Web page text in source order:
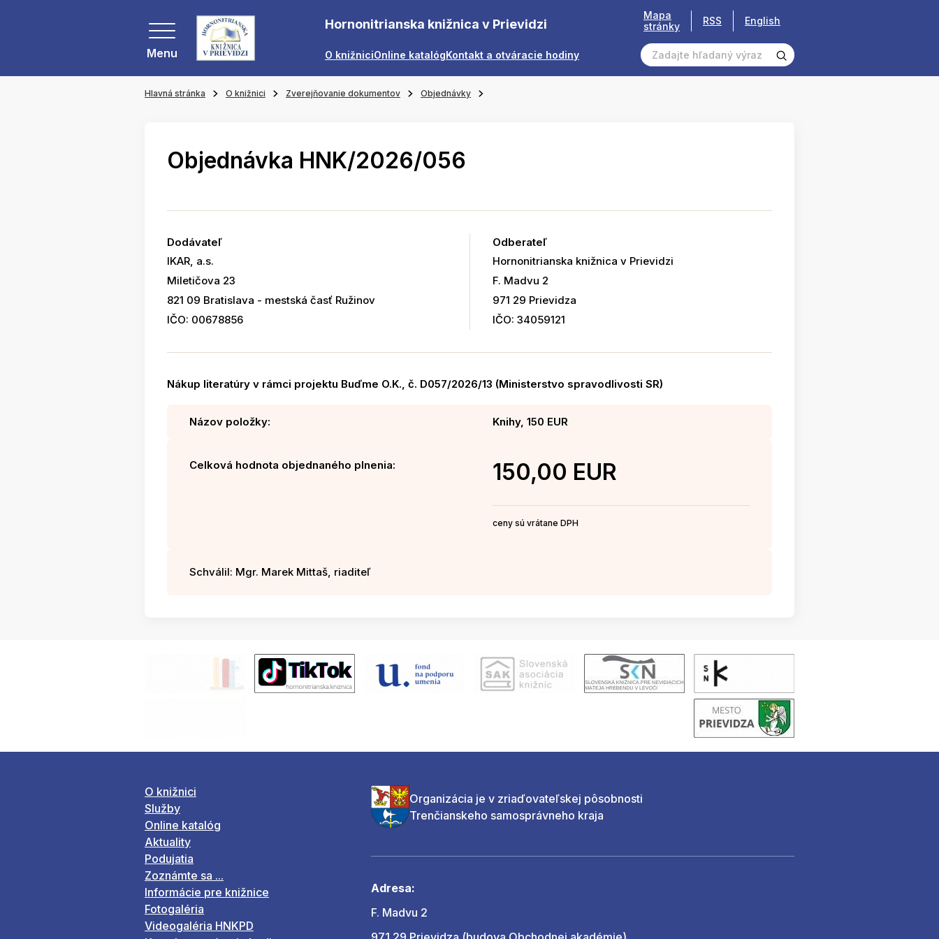
Menu
Hornonitrianska knižnica v Prievidzi
O knižniciOnline katalógKontakt a otváracie hodiny
Mapa
stránky
RSS English
Hlavná stránka O knižnici Zverejňovanie dokumentov Objednávky
Objednávka HNK/2026/056
Dodávateľ
IKAR, a.s.
Miletičova 23
821 09 Bratislava - mestská časť Ružinov
IČO: 00678856
Odberateľ
Hornonitrianska knižnica v Prievidzi
F. Madvu 2
971 29 Prievidza
IČO: 34059121
Nákup literatúry v rámci projektu Buďme O.K., č. D057/2026/13 (Ministerstvo spravodlivosti SR)
Názov položky: Knihy, 150 EUR
Celková hodnota objednaného plnenia: 150,00 EUR
ceny sú vrátane DPH
Schválil: Mgr. Marek Mittaš, riaditeľ
O knižnici
Služby
Online katalóg
Aktuality
Podujatia
Zoznámte sa ...
Informácie pre knižnice
Fotogaléria
Videogaléria HNKPD
Organizácia je v zriaďovateľskej pôsobnosti
Trenčianskeho samosprávneho kraja
Adresa:
F. Madvu 2